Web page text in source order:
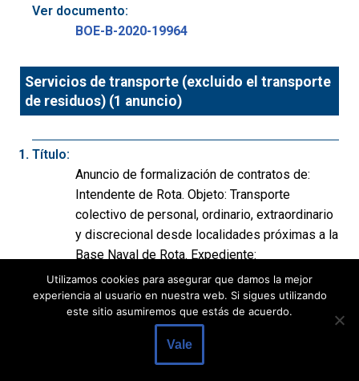
Ver documento:
BOE-B-2020-19964
Servicios de transporte (excluido el transporte
de residuos) (1 anuncio)
Título:
Anuncio de formalización de contratos de:
Intendente de Rota. Objeto: Transporte
colectivo de personal, ordinario, extraordinario
y discrecional desde localidades próximas a la
Base Naval de Rota. Expediente:
2019/AR46U/00000675.
Departamento:
Ministerio de Defensa
Utilizamos cookies para asegurar que damos la mejor
experiencia al usuario en nuestra web. Si sigues utilizando
este sitio asumiremos que estás de acuerdo.
Vale